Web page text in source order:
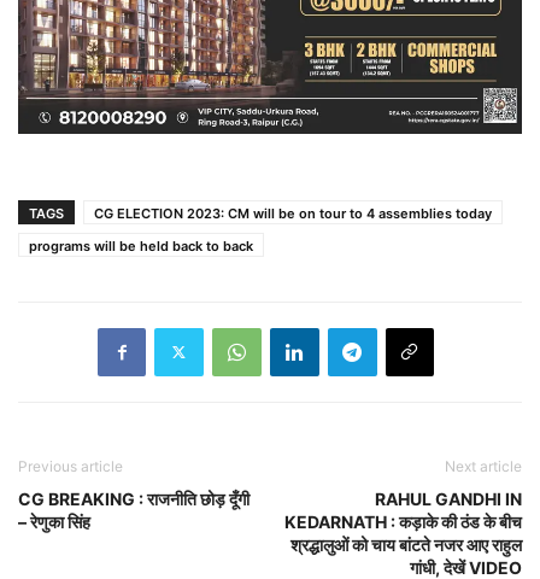
TAGS
CG ELECTION 2023: CM will be on tour to 4 assemblies today
programs will be held back to back
Previous article
CG BREAKING : राजनीति छोड़ दूँगी
– रेणुका सिंह
Next article
RAHUL GANDHI IN
KEDARNATH : कड़ाके की ठंड के बीच
श्रद्धालुओं को चाय बांटते नजर आए राहुल
गांधी, देखें VIDEO